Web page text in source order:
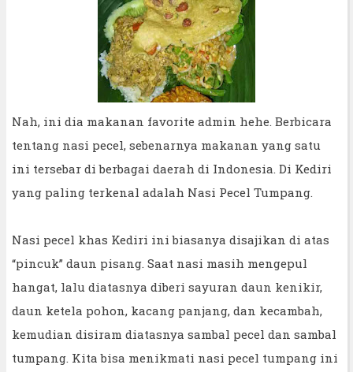
Nah, ini dia makanan favorite admin hehe. Berbicara
tentang nasi pecel, sebenarnya makanan yang satu
ini tersebar di berbagai daerah di Indonesia. Di Kediri
yang paling terkenal adalah Nasi Pecel Tumpang.
Nasi pecel khas Kediri ini biasanya disajikan di atas
“pincuk” daun pisang. Saat nasi masih mengepul
hangat, lalu diatasnya diberi sayuran daun kenikir,
daun ketela pohon, kacang panjang, dan kecambah,
kemudian disiram diatasnya sambal pecel dan sambal
tumpang. Kita bisa menikmati nasi pecel tumpang ini